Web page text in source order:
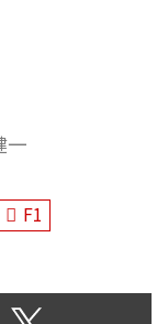
一
F1